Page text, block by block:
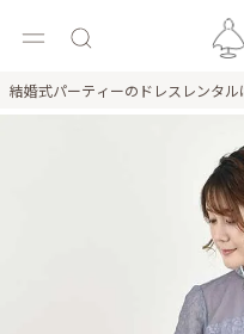
結婚式パーティーのドレスレンタ